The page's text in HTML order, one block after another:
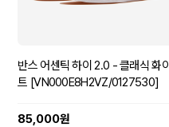
반스 어센틱 하이 2.0 - 클래식 화이
트 [VN000E8H2VZ/0127530]
85,000원